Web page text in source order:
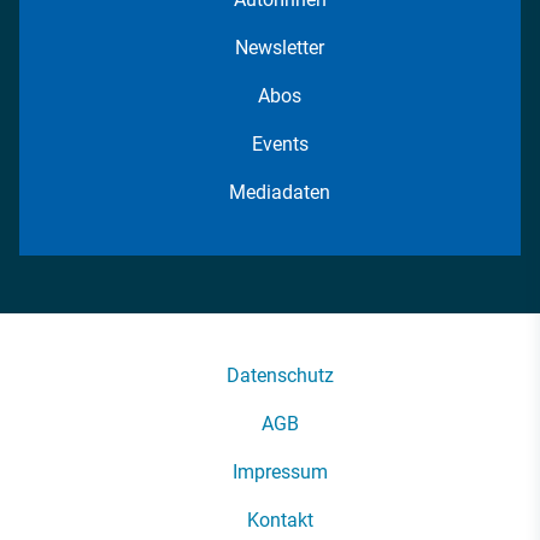
Newsletter
Abos
Events
Mediadaten
Datenschutz
AGB
Impressum
Kontakt